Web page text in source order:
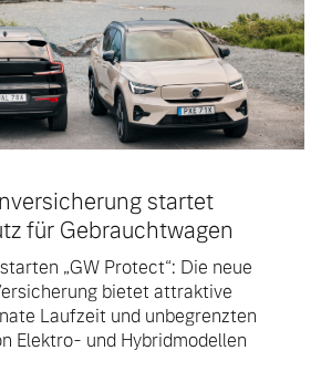
Auto
Events
startet
für Gebrauchtwagen
„GW Protect“: Die neue
bietet attraktive
Laufzeit und unbegrenzten
Elektro- und Hybridmodellen